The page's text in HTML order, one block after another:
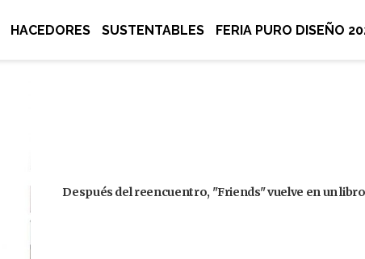
HACEDORES SUSTENTABLES FERIA PURO DISEÑO
Después del reencuentro, "Friends" vuelve en un